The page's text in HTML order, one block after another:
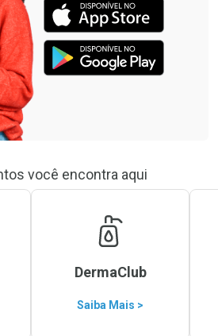
você encontra aqui
DermaClub
Saiba Mais >